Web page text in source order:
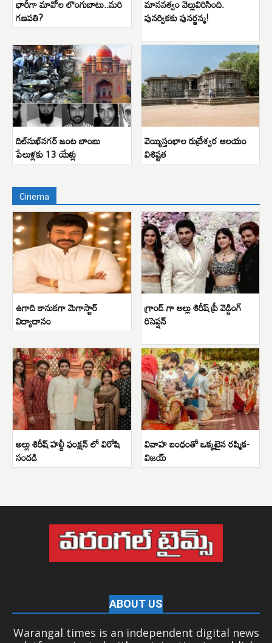
భారీగా మావోల లొంగుబాటు..మరి
గణపతి?
మానవత్వం వెల్లువిరిసింది.
పునర్వికకు పునర్జన్మ!
దిల్‌సుఖ్‌నగర్ జంట బాంబు
పేలుళ్లకు 13 యేళ్లు
వెయ్యిస్తంభాల రుద్రేశ్వర ఆలయం
విశిష్టత
Cinema
ఉగాది కానుకగా మెగాస్టార్
విద్యాదానం
గ్రాండ్ గా అల్లు శిరీష్ ప్రీ వెడ్డింగ్
రిసెప్షన్
అల్లు శిరీష్ హల్దీ ఫంక్షన్ లో విరోషి
సందడి
వివాహ బంధంతో ఒక్కటైన రష్మిక-
విజయ్
ABOUT US
Warangal times is an independent digital news